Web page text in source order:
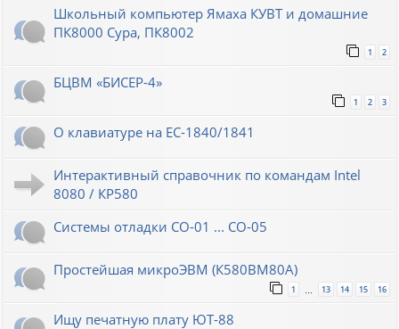
Школьный компьютер Ямаха КУВТ и домашние
ПК8000 Сура, ПК8002
1 2
БЦВМ «БИСЕР-4»
1 2 3
О клавиатуре на ЕС-1840/1841
Интерактивный справочник по командам Intel
8080 / КР580
Системы отладки СО-01 ... СО-05
Простейшая микроЭВМ (К580ВМ80А)
1 13 14 15 16
Ищу печатную плату ЮТ-88